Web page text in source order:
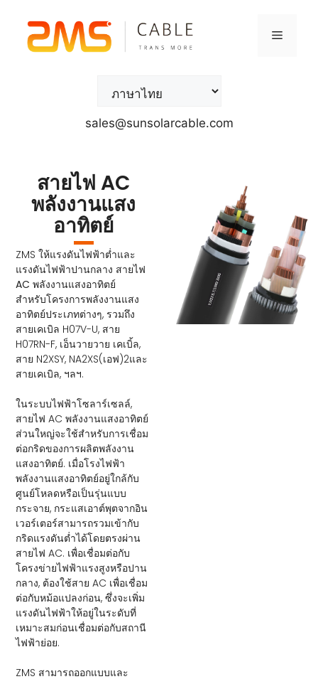
sales@sunsolarcable.com
สายไฟ AC
พลังงานแสง
อาทิตย์
ZMS ให้แรงดันไฟฟ้าต่ำและ
แรงดันไฟฟ้าปานกลาง สายไฟ
AC พลังงานแสงอาทิตย์
สำหรับโครงการพลังงานแสง
อาทิตย์ประเภทต่างๆ, รวมถึง
สายเคเบิล H07V-U, สาย
H07RN-F, เอ็นวายวาย เคเบิ้ล,
สาย N2XSY, NA2XS(เอฟ)2และ
สายเคเบิล, ฯลฯ.
ในระบบไฟฟ้าโซลาร์เซลล์,
สายไฟ AC พลังงานแสงอาทิตย์
ส่วนใหญ่จะใช้สำหรับการเชื่อม
ต่อกริดของการผลิตพลังงาน
แสงอาทิตย์. เมื่อโรงไฟฟ้า
พลังงานแสงอาทิตย์อยู่ใกล้กับ
ศูนย์โหลดหรือเป็นรุ่นแบบ
กระจาย, กระแสเอาต์พุตจากอิน
เวอร์เตอร์สามารถรวมเข้ากับ
กริดแรงดันต่ำได้โดยตรงผ่าน
สายไฟ AC. เพื่อเชื่อมต่อกับ
โครงข่ายไฟฟ้าแรงสูงหรือปาน
กลาง, ต้องใช้สาย AC เพื่อเชื่อม
ต่อกับหม้อแปลงก่อน, ซึ่งจะเพิ่ม
แรงดันไฟฟ้าให้อยู่ในระดับที่
เหมาะสมก่อนเชื่อมต่อกับสถานี
ไฟฟ้าย่อย.
ZMS สามารถออกแบบและ